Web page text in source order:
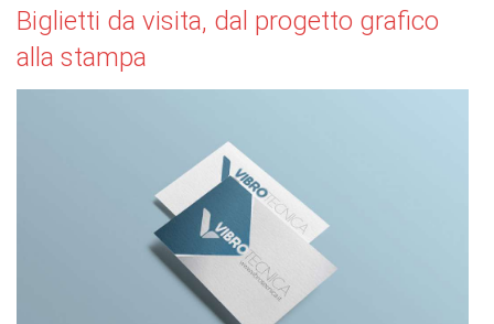
Biglietti da visita, dal progetto grafico
alla stampa